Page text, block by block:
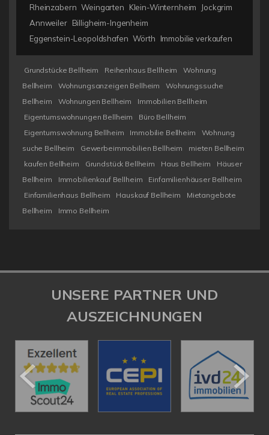
Rheinzabern Weingarten Klein-Winternheim
Jockgrim
Annweiler Billigheim-Ingenheim
Eggenstein-Leopoldshafen Wörth Immobilie verkaufen
Grundstücke Bellheim Reihenhaus Bellheim
Wohnung
Bellheim
Wohnungsanzeigen Bellheim
Wohnungssuche
Bellheim
Wohnungen Bellheim
Immobilien Bellheim
Eigentumswohnungen Bellheim
Büro Bellheim
Eigentumswohnung Bellheim
Immobilie Bellheim
Wohnung
suche Bellheim
Gewerbeimmobilien Bellheim
mieten Bellheim
kaufen Bellheim
Grundstück Bellheim Haus Bellheim
Häuser
Bellheim
Immobilienkauf Bellheim
Einfamilienhäuser Bellheim
Einfamilienhaus Bellheim
Hauskauf Bellheim
Mietangebote
Bellheim
Immo Bellheim
UNSERE PARTNER UND
AUSZEICHNUNGEN